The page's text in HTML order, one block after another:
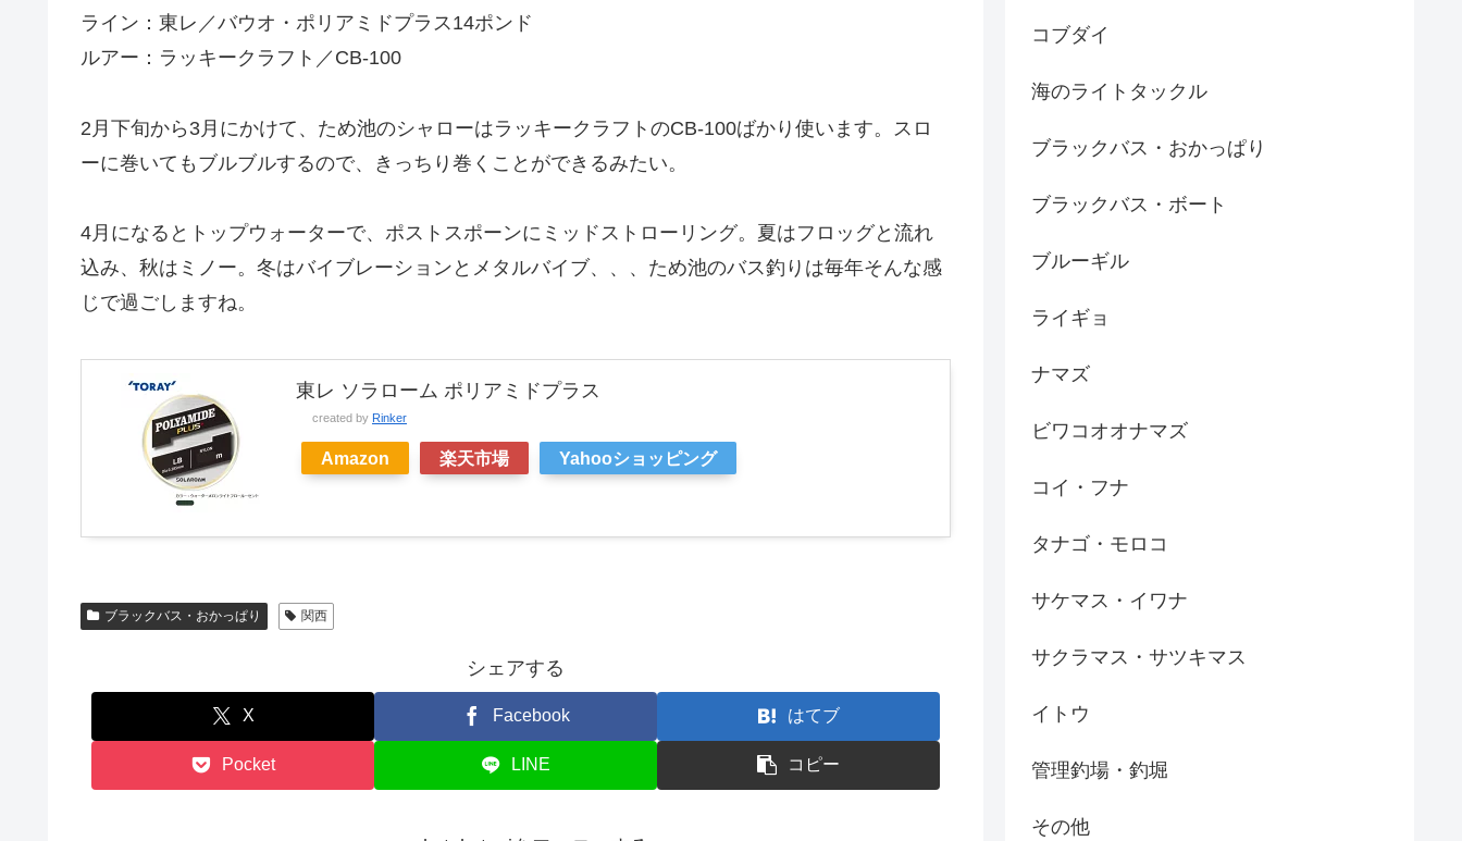
ライン：東レ／バウオ・ポリアミドプラス14ポンド
ルアー：ラッキークラフト／CB-100
2月下旬から3月にかけて、ため池のシャローはラッキークラフトのCB-100ばかり使います。スロ
ーに巻いてもブルブルするので、きっちり巻くことができるみたい。
4月になるとトップウォーターで、ポストスポーンにミッドストローリング。夏はフロッグと流れ
込み、秋はミノー。冬はバイブレーションとメタルバイブ、、、ため池のバス釣りは毎年そんな感
じで過ごしますね。
東レ ソラローム ポリアミドプラス
created by Rinker
Amazon 楽天市場 Yahooショッピング
ブラックバス・おかっぱり 関西
シェアする
X Facebook はてブ
Pocket LINE コピー
コブダイ
海のライトタックル
ブラックバス・おかっぱり
ブラックバス・ボート
ブルーギル
ライギョ
ナマズ
ビワコオオナマズ
コイ・フナ
タナゴ・モロコ
サケマス・イワナ
サクラマス・サツキマス
イトウ
管理釣場・釣堀
その他